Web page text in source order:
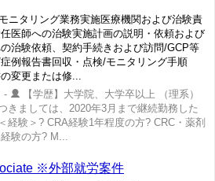
ニタリング業務実施医療機関および治験責
医師への治験実施計画の説明・依頼および
治験依頼、契約手続きおよび訪問/GCP等
例報告書回収・点検/モニタリング手順
変更または修...
-
【学歴】大学院、大学卒以上 （理系）
きましては、2020年3月まで継続勤務した
経験＞? CRA経験1年程度の方? CRC・薬剤
験の方? M...
※外部就労案件